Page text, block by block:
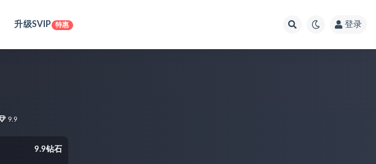
升级SVIP 特惠 登录
9.9
9.9钻石